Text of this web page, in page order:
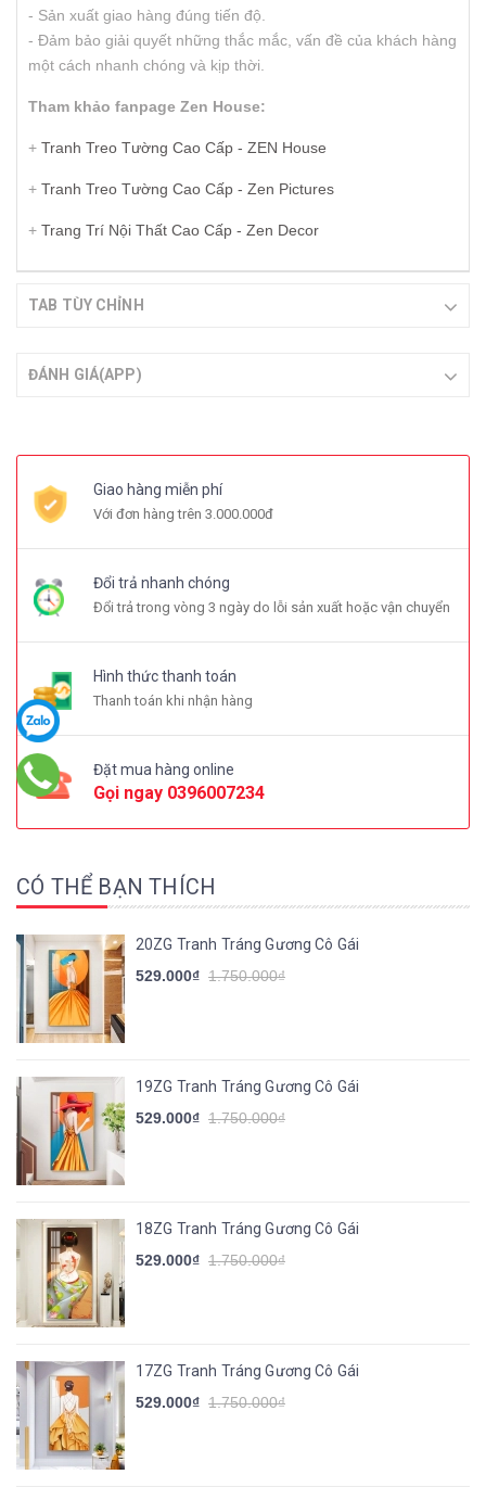
- Sản xuất giao hàng đúng tiến độ.
- Đảm bảo giải quyết những thắc mắc, vấn đề của khách hàng
một cách nhanh chóng và kịp thời.
Tham khảo fanpage Zen House:
+ Tranh Treo Tường Cao Cấp - ZEN House
+ Tranh Treo Tường Cao Cấp - Zen Pictures
+ Trang Trí Nội Thất Cao Cấp - Zen Decor
TAB TÙY CHỈNH
ĐÁNH GIÁ(APP)
Giao hàng miễn phí
Với đơn hàng trên 3.000.000đ
Đổi trả nhanh chóng
Đổi trả trong vòng 3 ngày do lỗi sản xuất hoặc vận chuyển
Hình thức thanh toán
Thanh toán khi nhận hàng
Đặt mua hàng online
Gọi ngay 0396007234
CÓ THỂ BẠN THÍCH
20ZG Tranh Tráng Gương Cô Gái
529.000₫ 1.750.000₫
19ZG Tranh Tráng Gương Cô Gái
529.000₫ 1.750.000₫
18ZG Tranh Tráng Gương Cô Gái
529.000₫ 1.750.000₫
17ZG Tranh Tráng Gương Cô Gái
529.000₫ 1.750.000₫